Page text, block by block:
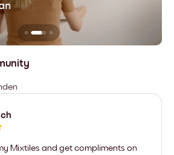
Mixtiles and get compliments on